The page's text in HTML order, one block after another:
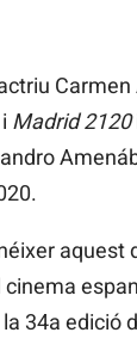
Madrid 2120
34a edició